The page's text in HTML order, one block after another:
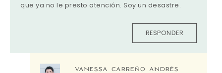
que ya no le presto atención. Soy un desastre.
RESPONDER
VANESSA CARREÑO ANDRÉS